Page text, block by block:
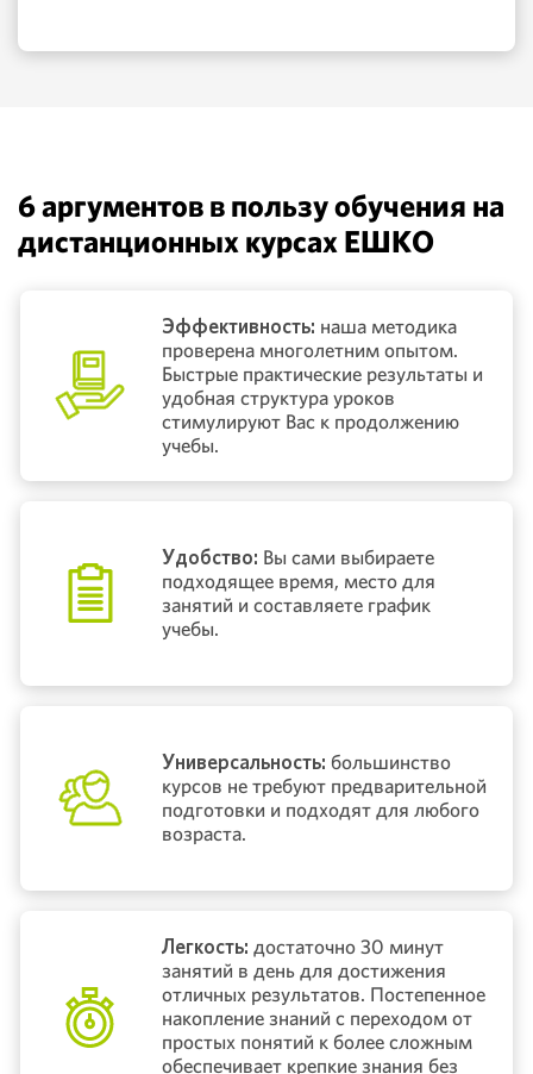
6 аргументов в пользу обучения на
дистанционных курсах ЕШКО
Эффективность: наша методика
проверена многолетним опытом.
Быстрые практические результаты и
удобная структура уроков
стимулируют Вас к продолжению
учебы.
Удобство: Вы сами выбираете
подходящее время, место для
занятий и составляете график
учебы.
Универсальность: большинство
курсов не требуют предварительной
подготовки и подходят для любого
возраста.
Легкость: достаточно 30 минут
занятий в день для достижения
отличных результатов. Постепенное
накопление знаний с переходом от
простых понятий к более сложным
обеспечивает крепкие знания без